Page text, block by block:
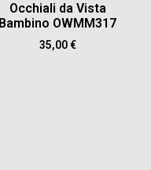
Occhiali da Vista
Bambino OWMM317
35,00€